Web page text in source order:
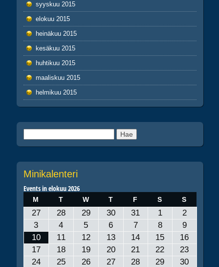
syyskuu 2015
elokuu 2015
heinäkuu 2015
kesäkuu 2015
huhtikuu 2015
maaliskuu 2015
helmikuu 2015
Minikalenteri
Events in elokuu 2026
M MAANANTAI
TTIISTAIWKESKIVIIKKO
TTORSTAI
F PERJANTAI
SLAUANTAI
S
2727.7.2026
2828.7.2026
2929.7.2026
3030.7.2026
3131.7.2026
11.8.2026
22.8.2026
33.8.2026
44.8.2026
55.8.2026
66.8.2026
77.8.2026
88.8.2026
99.8.2026
1010.8.2026
1111.8.2026
1212.8.2026
1313.8.2026
1414.8.2026
1515.8.2026
16
1717.8.2026
1818.8.2026
1919.8.2026
2020.8.2026
2121.8.2026
2222.8.2026
23
2424.8.2026
2525.8.2026
2626.8.2026
2727.8.2026
2828.8.2026
2929.8.2026
30